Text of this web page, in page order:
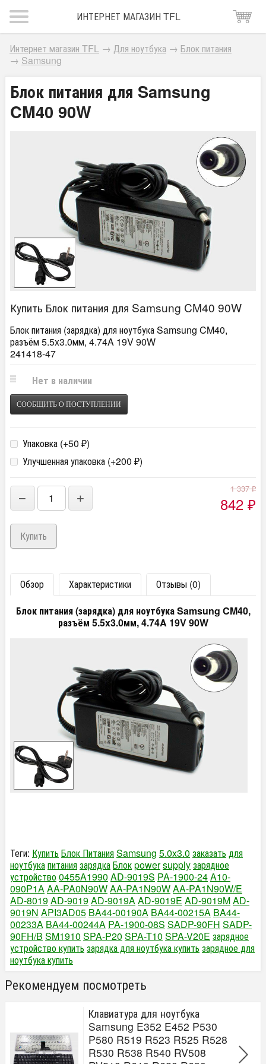
ИНТЕРНЕТ МАГАЗИН TFL
Интернет магазин TFL → Для ноутбука → Блок питания
→ Samsung
Блок питания для Samsung
CM40 90W
Купить Блок питания для Samsung CM40 90W
Блок питания (зарядка) для ноутбука Samsung CM40,
разъём 5.5x3.0мм, 4.74A 19V 90W
241418-47
Нет в наличии
СООБЩИТЬ О ПОСТУПЛЕНИИ
Упаковка (+50 ₽)
Улучшенная упаковка (+200 ₽)
− +
1 337₽
842 ₽
Обзор Характеристики
Отзывы (0)
Блок питания (зарядка) для ноутбука Samsung CM40,
разъём 5.5x3.0мм, 4.74A 19V 90W
Теги: Купить Блок ПитанияSamsung 5.0x3.0 заказать для
ноутбукапитаниязарядкаБлокpowersupplyзарядное
устройство0455A1990 AD-9019S PA-1900-24A10-
090P1AAA-PA0N90WAA-PA1N90WAA-PA1N90W/E
AD-8019AD-9019AD-9019AAD-9019E AD-9019MAD-
9019N API3AD05 BA44-00190A BA44-00215A BA44-
00233A BA44-00244A PA-1900-08S SADP-90FH SADP-
90FH/B SM1910 SPA-P20 SPA-T10 SPA-V20E зарядное
устройство купить зарядка для ноутбука купить зарядное для
ноутбука купить
Рекомендуем посмотреть
Клавиатура для ноутбука
Samsung E352 E452 P530
P580 R519 R523 R525 R528
R530 R538 R540 RV508